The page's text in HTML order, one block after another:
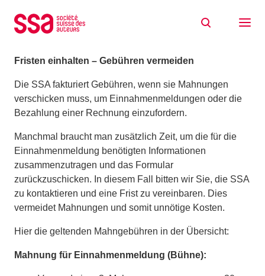
Fristen einhalten – Gebühren vermeiden
Die SSA fakturiert Gebühren, wenn sie Mahnungen
verschicken muss, um Einnahmen­meldungen oder die
Bezahlung einer Rechnung einzufordern.
Manchmal braucht man zusätzlich Zeit, um die für die
Einnahmenmeldung benötigten Informationen
zusammenzutragen und das Formular
zurückzuschicken. In diesem Fall bitten wir Sie, die SSA
zu kontaktieren und eine Frist zu vereinbaren. Dies
vermeidet Mahnungen und somit unnötige Kosten.
Hier die geltenden Mahngebühren in der Übersicht:
Mahnung für Einnahmenmeldung (Bühne):